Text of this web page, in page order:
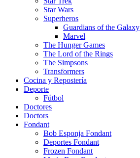
Star Wars
Superheros
Guardians of the Galaxy
Marvel
The Hunger Games
The Lord of the Rings
The Simpsons
Transformers
Cocina y Repostería
Deporte
Fútbol
Doctores
Doctors
Fondant
Bob Esponja Fondant
Deportes Fondant
Frozen Fondant